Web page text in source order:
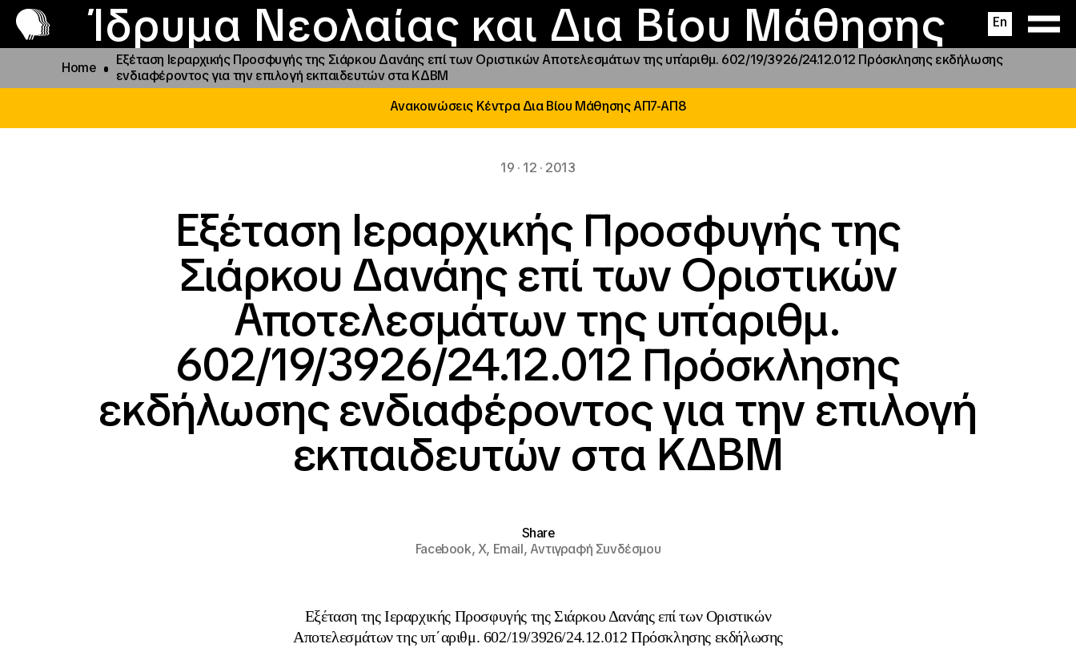
Ίδρυμα Νεολαίας και Δια Βίου Μάθησης En
Το ΙΝΕΔΙΒΙΜ
Προγράμματα και δράσεις
Φοιτητικές Εστίες
Παραχώρηση αιγίδας
Νέα
Επικοινωνία
Home
Εξέταση Ιεραρχικής Προσφυγής της Σιάρκου Δανάης επί των Οριστικών Αποτελεσμάτων της υπ΄αριθμ. 602/19/3926/24.12.012 Πρόσκλησης εκδήλωσης
ενδιαφέροντος για την επιλογή εκπαιδευτών στα ΚΔΒΜ
Ανακοινώσεις Κέντρα Δια Βίου Μάθησης ΑΠ7-ΑΠ8
19 · 12 · 2013
Εξέταση Ιεραρχικής Προσφυγής της
Σιάρκου Δανάης επί των Οριστικών
Αποτελεσμάτων της υπ΄αριθμ.
602/19/3926/24.12.012 Πρόσκλησης
εκδήλωσης ενδιαφέροντος για την επιλογή
εκπαιδευτών στα ΚΔΒΜ
Share
Facebook,X, Email,Αντιγραφή Συνδέσμου
Eξέταση της Ιεραρχικής Προσφυγής της Σιάρκου Δανάης επί των Οριστικών
Αποτελεσμάτων της υπ΄αριθμ. 602/19/3926/24.12.012 Πρόσκλησης εκδήλωσης